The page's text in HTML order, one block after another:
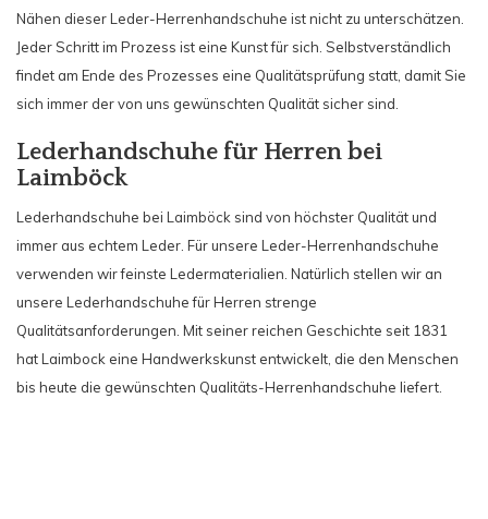
Nähen dieser Leder-Herrenhandschuhe ist nicht zu unterschätzen.
Jeder Schritt im Prozess ist eine Kunst für sich. Selbstverständlich
findet am Ende des Prozesses eine Qualitätsprüfung statt, damit Sie
sich immer der von uns gewünschten Qualität sicher sind.
Lederhandschuhe für Herren bei
Laimböck
Lederhandschuhe bei Laimböck sind von höchster Qualität und
immer aus echtem Leder. Für unsere Leder-Herrenhandschuhe
verwenden wir feinste Ledermaterialien. Natürlich stellen wir an
unsere Lederhandschuhe für Herren strenge
Qualitätsanforderungen. Mit seiner reichen Geschichte seit 1831
hat Laimbock eine Handwerkskunst entwickelt, die den Menschen
bis heute die gewünschten Qualitäts-Herrenhandschuhe liefert.